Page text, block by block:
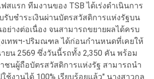
สแรก ทีมงานของ TSB ได้เร่งดำเนินการ
รับชำระเงินผ่านบัตรสวัสดิการแห่งรัฐบน
ย่างต่อเนื่อง จนสามารถขยายผลได้ครบ
งเทพฯ-ปริมณฑล ได้ก่อนกำนหนดที่เคยให้
ยน 2569 ซึ่งวันนี้รถทั้ง 2,350 คัน พร้อม
ชนผู้ถือบัตรสวัสดิการแห่งรัฐ สามารถนำ
ช้งานได้ 100% เรียบร้อยแล้ว" นางสาวกุล